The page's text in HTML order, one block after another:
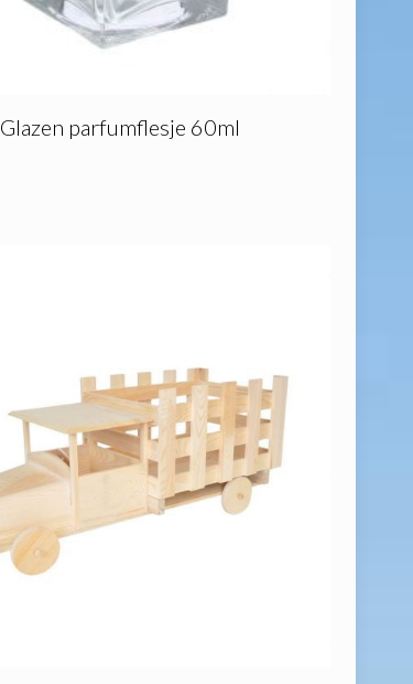
Glazen parfumflesje 60ml